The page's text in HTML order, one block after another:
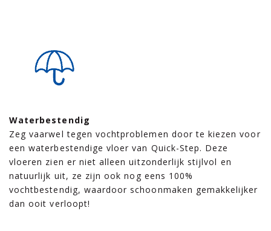
Waterbestendig
Zeg vaarwel tegen vochtproblemen door te kiezen voor
een waterbestendige vloer van Quick-Step. Deze
vloeren zien er niet alleen uitzonderlijk stijlvol en
natuurlijk uit, ze zijn ook nog eens 100%
vochtbestendig, waardoor schoonmaken gemakkelijker
dan ooit verloopt!